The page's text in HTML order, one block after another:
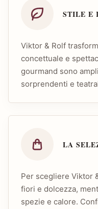
STILE E
Viktor & Rolf
concettuale e
gourmand sono
sorprendenti e
LA
Per scegliere Viktor
fiori e dolcezza,
spezie e calore.